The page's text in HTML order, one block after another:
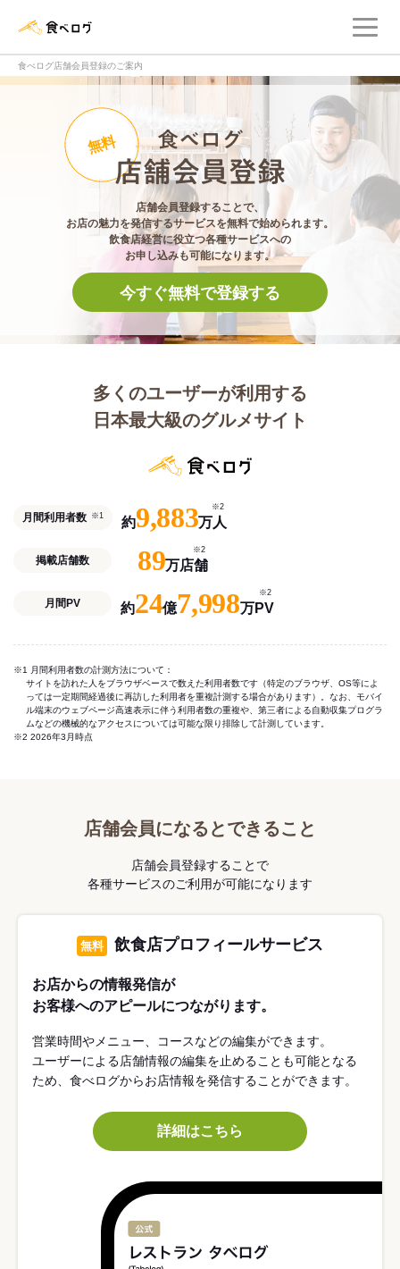
食べログ店舗会員登録のご案内
食べログ店舗会員
無料
店舗会員登録することで、
お店の魅力を発信するサービスを無料で始められます。
飲食店経営に役立つ各種サービスへの
お申し込みも可能になります。
今すぐ無料で登録する
多くのユーザーが利用する
日本最大級のグルメサイト
月間利用者数 ※1 約9,883万人
※2
掲載店舗数 89万店舗
※2
月間PV 約24億7,998万PV
※2
※1 月間利用者数の計測方法について：
サイトを訪れた人をブラウザベースで数えた利用者数です（特定のブラウザ、OS等によ
っては一定期間経過後に再訪した利用者を重複計測する場合があります）。なお、モバイ
ル端末のウェブページ高速表示に伴う利用者数の重複や、第三者による自動収集プログラ
ムなどの機械的なアクセスについては可能な限り排除して計測しています。
※2 2026年3月時点
店舗会員になるとできること
店舗会員登録することで
各種サービスのご利用が可能になります
無料 飲食店プロフィールサービス
お店からの情報発信が
お客様へのアピールにつながります。
営業時間やメニュー、コースなどの編集ができます。
ユーザーによる店舗情報の編集を止めることも可能となる
ため、食べログからお店情報を発信することができます。
詳細はこちら